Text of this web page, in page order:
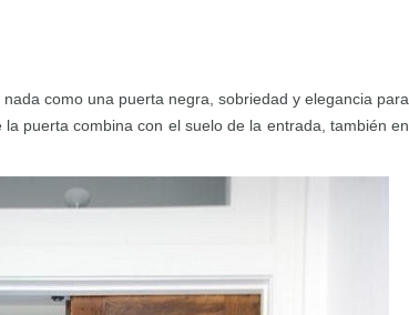
como una puerta negra, sobriedad y elegancia para
puerta combina con el suelo de la entrada, también en